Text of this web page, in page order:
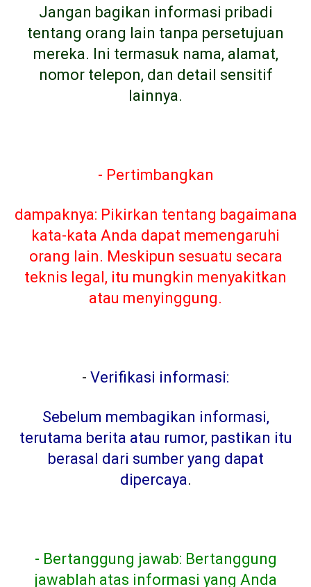
Jangan bagikan informasi pribadi
tentang orang lain tanpa persetujuan
mereka. Ini termasuk nama, alamat,
nomor telepon, dan detail sensitif
lainnya.
- Pertimbangkan
dampaknya: Pikirkan tentang bagaimana
kata-kata Anda dapat memengaruhi
orang lain. Meskipun sesuatu secara
teknis legal, itu mungkin menyakitkan
atau menyinggung.
- Verifikasi informasi:
Sebelum membagikan informasi,
terutama berita atau rumor, pastikan itu
berasal dari sumber yang dapat
dipercaya.
- Bertanggung jawab: Bertanggung
jawablah atas informasi yang Anda